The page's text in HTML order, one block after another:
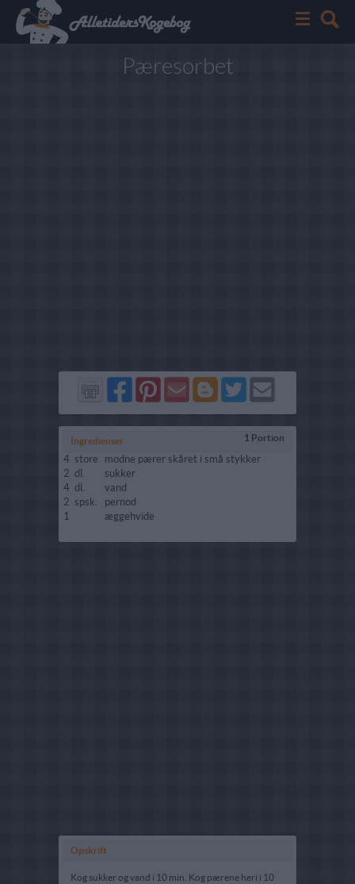
Pæresorbet
Del
på
Facebook
Del
på
Pinterest
Send
via
GMail
Del
på
Blogger
Del
på
Twitter
Send
Ingredienser 1 Portion
4 store
modne pærer skåret i små stykker
2 dl.
sukker
4 dl.
vand
2 spsk.
pernod
1
æggehvide
Opskrift
Kog sukker og vand i 10 min. Kog pærene heri i 10